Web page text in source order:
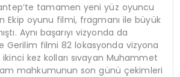
tamamen yeni yüz oyuncu
Ekip oyunu filmi, fragmanı ile büyük
Aynı başarıyı vizyonda da
Gerilim filmi 82 lokasyonda vizyona
kez kolları sıvayan Muhammet
mahkumunun son günü çekimleri